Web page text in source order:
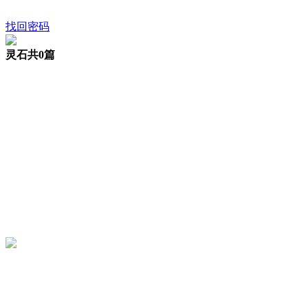
找回密码
灵石共0篇